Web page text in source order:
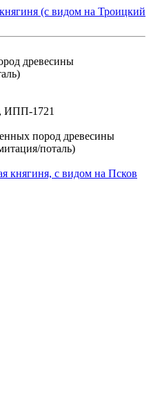
(с видом на Троицкий
древесины
ИПП-1721
пород древесины
поталь)